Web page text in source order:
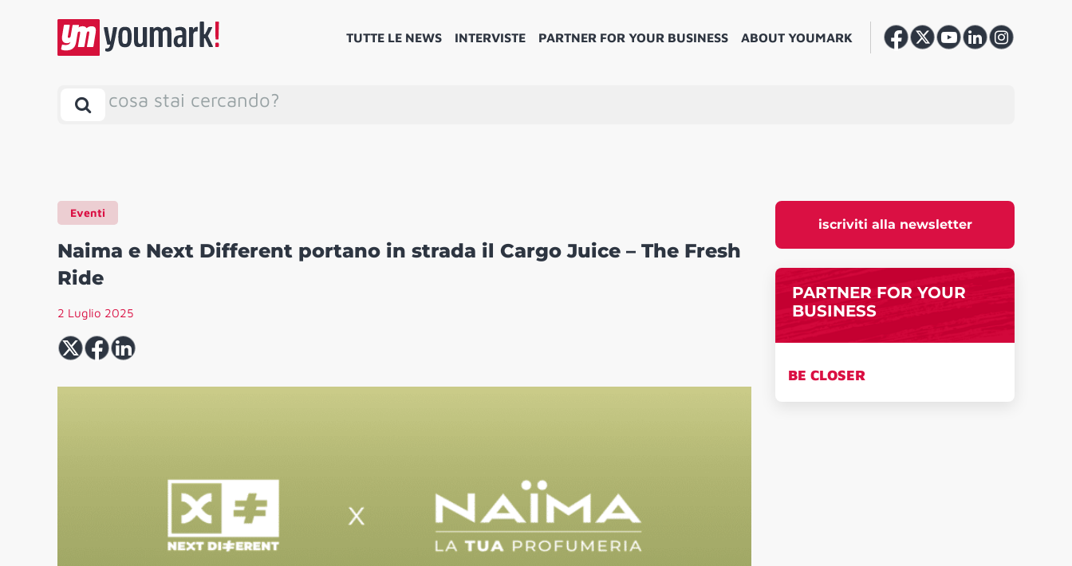
TUTTE LE NEWS INTERVISTE PARTNER FOR YOUR BUSINESS ABOUT YOUMARK
cosa stai cercando?
iscriviti alla newsletter
PARTNER FOR YOUR
BUSINESS
BE CLOSER
Eventi
Naima e Next Different portano in strada il Cargo Juice – The Fresh
Ride
2 Luglio 2025